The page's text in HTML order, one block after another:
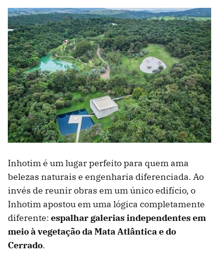
Inhotim é um lugar perfeito para quem ama
belezas naturais e engenharia diferenciada. Ao
invés de reunir obras em um único edifício, o
Inhotim apostou em uma lógica completamente
diferente: espalhar galerias independentes em
meio à vegetação da Mata Atlântica e do
Cerrado.